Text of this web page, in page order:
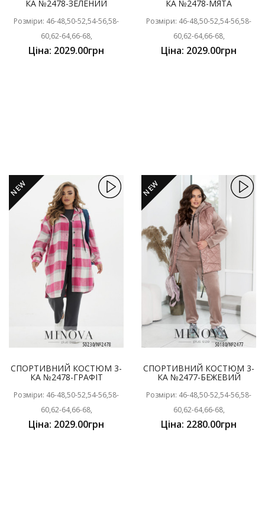
КА №2478-ЗЕЛЕНИЙ
Розміри: 46-48,50-52,54-56,58-
60,62-64,66-68,
Ціна: 2029.00грн
КА №2478-МЯТА
Розміри: 46-48,50-52,54-56,58-
60,62-64,66-68,
Ціна: 2029.00грн
NEW
СПОРТИВНИЙ КОСТЮМ 3-
КА №2478-ГРАФІТ
Розміри: 46-48,50-52,54-56,58-
60,62-64,66-68,
Ціна: 2029.00грн
NEW
СПОРТИВНИЙ КОСТЮМ 3-
КА №2477-БЕЖЕВИЙ
Розміри: 46-48,50-52,54-56,58-
60,62-64,66-68,
Ціна: 2280.00грн